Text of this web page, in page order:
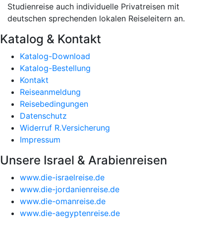
Studienreise auch individuelle Privatreisen mit
deutschen sprechenden lokalen Reiseleitern an.
Katalog & Kontakt
Katalog-Download
Katalog-Bestellung
Kontakt
Reiseanmeldung
Reisebedingungen
Datenschutz
Widerruf R.Versicherung
Impressum
Unsere Israel & Arabienreisen
www.die-israelreise.de
www.die-jordanienreise.de
www.die-omanreise.de
www.die-aegyptenreise.de